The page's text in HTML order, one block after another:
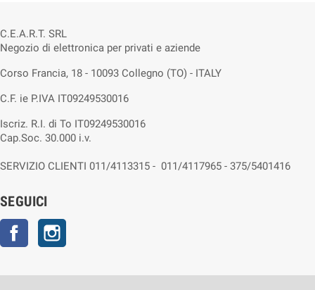
C.E.A.R.T. SRL
Negozio di elettronica per privati e aziende
Corso Francia, 18 - 10093 Collegno (TO) - ITALY
C.F. ie P.IVA IT09249530016
Iscriz. R.I. di To IT09249530016
Cap.Soc. 30.000 i.v.
SERVIZIO CLIENTI 011/4113315 - 011/4117965 - 375/5401416
SEGUICI
Facebook